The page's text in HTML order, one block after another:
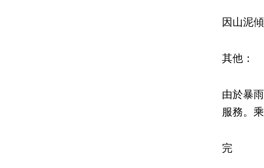
因山泥
其他：
由於暴
服務。
完